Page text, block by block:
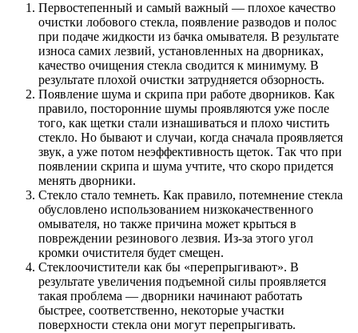
Первостепенный и самый важный — плохое качество
очистки лобового стекла, появление разводов и полос
при подаче жидкости из бачка омывателя. В результате
износа самих лезвий, установленных на дворниках,
качество очищения стекла сводится к минимуму. В
результате плохой очистки затрудняется обзорность.
Появление шума и скрипа при работе дворников. Как
правило, посторонние шумы проявляются уже после
того, как щетки стали изнашиваться и плохо чистить
стекло. Но бывают и случаи, когда сначала проявляется
звук, а уже потом неэффективность щеток. Так что при
появлении скрипа и шума учтите, что скоро придется
менять дворники.
Стекло стало темнеть. Как правило, потемнение стекла
обусловлено использованием низкокачественного
омывателя, но также причина может крыться в
повреждении резинового лезвия. Из-за этого угол
кромки очистителя будет смещен.
Стеклоочистители как бы «перепрыгивают». В
результате увеличения подъемной силы проявляется
такая проблема — дворники начинают работать
быстрее, соответственно, некоторые участки
поверхности стекла они могут перепрыгивать.